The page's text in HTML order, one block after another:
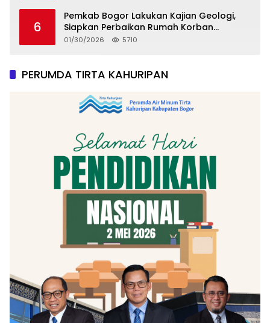
6
Pemkab Bogor Lakukan Kajian Geologi,
Siapkan Perbaikan Rumah Korban
Pergeseran Tanah
01/30/2026 5710
PERUMDA TIRTA KAHURIPAN